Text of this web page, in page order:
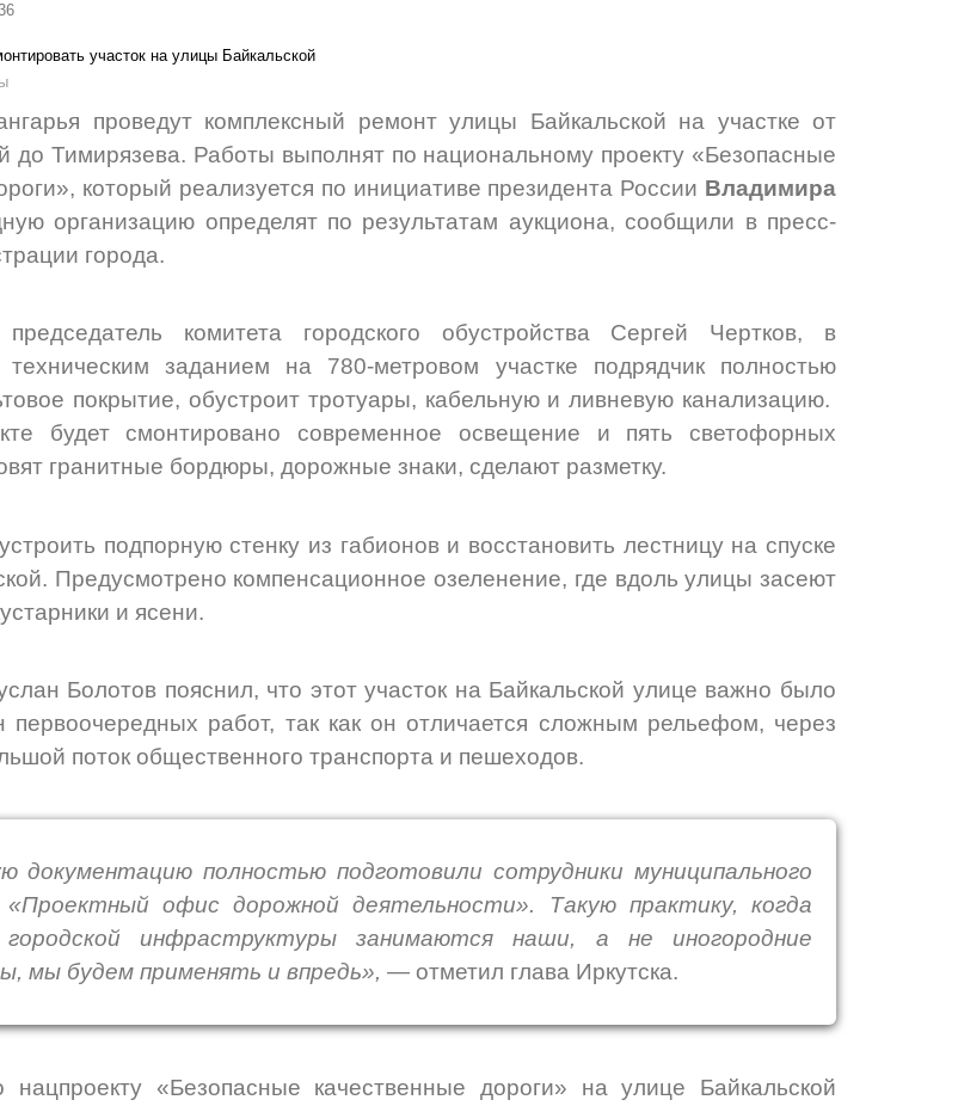
проведут комплексный ремонт улицы Байкальской на участке от
до Тимирязева. Работы выполнят по национальному проекту «Безопасные
который реализуется по инициативе президента России Владимира
организацию определят по результатам аукциона, сообщили в пресс-
города.
комитета городского обустройства Сергей Чертков, в
техническим заданием на 780-метровом участке подрядчик полностью
покрытие, обустроит тротуары, кабельную и ливневую канализацию.
будет смонтировано современное освещение и пять светофорных
гранитные бордюры, дорожные знаки, сделают разметку.
подпорную стенку из габионов и восстановить лестницу на спуске
Предусмотрено компенсационное озеленение, где вдоль улицы засеют
и ясени.
Болотов пояснил, что этот участок на Байкальской улице важно было
первоочередных работ, так как он отличается сложным рельефом, через
поток общественного транспорта и пешеходов.
документацию полностью подготовили сотрудники муниципального
«Проектный офис дорожной деятельности». Такую практику, когда
инфраструктуры занимаются наши, а не иногородние
мы будем применять и впредь», — отметил глава Иркутска.
«Безопасные качественные дороги» на улице Байкальской